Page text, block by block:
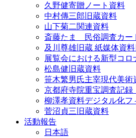
久野健寄贈ノート資料
中村傳三郎旧蔵資料
山下菊二関連資料
斎藤たま 民俗調査カー
及川尊雄旧蔵 紙媒体資
展覧会における新型コ
松島健旧蔵資料
笹木繁男氏主宰現代美術
京都府寺院重宝調査記録
柳澤孝資料デジタル化フ
菅沼貞三旧蔵資料
活動報告
日本語